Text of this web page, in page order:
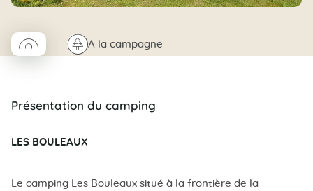
◯Coco rond🌲A la campagne
Présentation du camping
LES BOULEAUX
Le camping Les Bouleaux situé à la frontière de la